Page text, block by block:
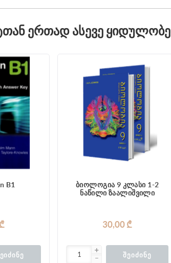
ᲔᲠᲗᲐᲓ ᲐᲡᲔᲕᲔ
Destination B1
ბიოლოგია 9 კლასი 1-2
ნაწილი ზაალიშვილი
30,00 ₾
ᲨᲔᲘᲫᲘᲜᲔ